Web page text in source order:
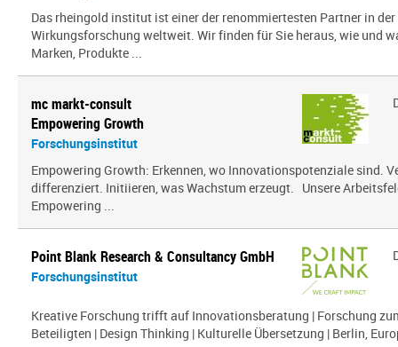
Das rheingold institut ist einer der renommiertesten Partner in
Wirkungsforschung weltweit. Wir finden für Sie heraus, wie und
Marken, Produkte ...
mc markt-consult
Empowering Growth
Forschungsinstitut
Empowering Growth: Erkennen, wo Innovationspotenziale sind.
differenziert. Initiieren, was Wachstum erzeugt. Unsere
Empowering ...
Point Blank Research & Consultancy GmbH
Forschungsinstitut
Kreative Forschung trifft auf Innovationsberatung | Forschung
Beteiligten | Design Thinking | Kulturelle Übersetzung | Berlin,